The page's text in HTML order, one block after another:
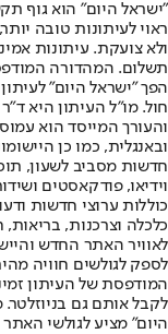
"ישראל היום" הוא גוף
ראוי לעיתונות טובה
ולא צועקת. עיתונות
הפך "ישראל היום"
חול. מו"ל העיתון היא
והעורך המייסד הוא
חדשות מסביב לשעון,
וידיאו, פודקאסטים
כוללות ערוצי חדשות
לאוויר האתר החדש
לספק לגולשים חוויה
המודפסת של העיתון
לקבל אותם גם
היום" מציע לגולשי